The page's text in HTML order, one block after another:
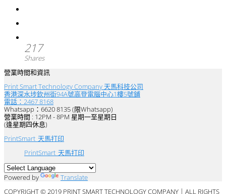
217
Shares
營業時間和資訊
Print Smart Technology Company 天馬科技公司
香港深水埗欽州街94A號高登電腦中心1樓5號鋪
電話：2467 8168
Whatsapp：6620 8135 (限Whatsapp)
營業時間 : 12PM - 8PM 星期一至星期日
(逢星期四休息)
PrintSmart_天馬打印
PrintSmart_天馬打印
Powered by
Translate
COPYRIGHT © 2019 PRINT SMART TECHNOLOGY COMPANY｜ALL RIGHTS